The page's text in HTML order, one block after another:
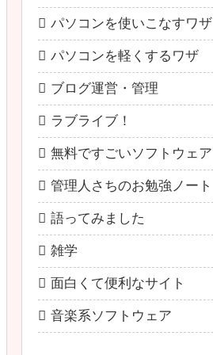
パソコンを使いこなすワザ
パソコンを軽くするワザ
ブログ運営・管理
ラブライブ！
無料ですごいソフトウェア
管理人さちのお勉強ノート
語ってみました
雑学
面白くて便利なサイト
音楽系ソフトウェア